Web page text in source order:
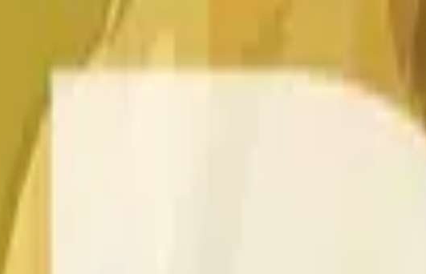
price is greater than or equal to the open price for the DOGE/USDT
The resolution source for this market is information from Binance,
The close « C » and open « O » displayed at the top of
is about the price according to Binance DOGE/USDT, not
price is greater than or equal to the open price for the DOGE/USDT